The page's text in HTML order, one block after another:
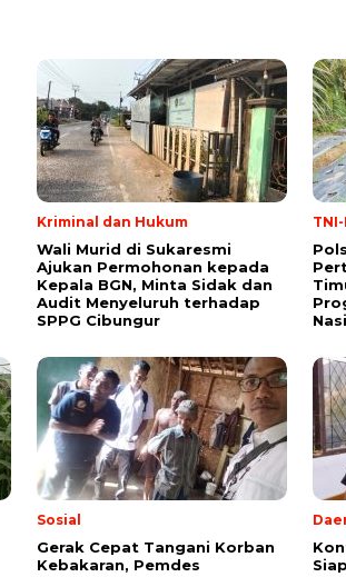
Kriminal dan Hukum
Wali Murid di Sukaresmi
Ajukan Permohonan kepada
Kepala BGN, Minta Sidak dan
Audit Menyeluruh terhadap
SPPG Cibungur
TNI-
Sosial
Gerak Cepat Tangani Korban
Kebakaran, Pemdes